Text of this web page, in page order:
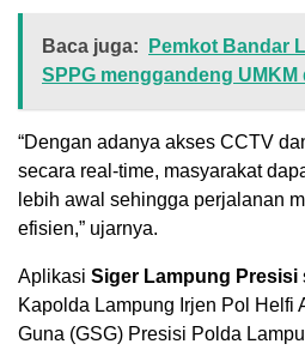
Baca juga:
Pemkot Bandar
SPPG menggandeng UMKM
“Dengan adanya akses CCTV
secara real-time, masyarakat
lebih awal sehingga perjalanan
efisien,” ujarnya.
Aplikasi Siger Lampung Presisi
Kapolda Lampung Irjen Pol Helfi
Guna (GSG) Presisi Polda